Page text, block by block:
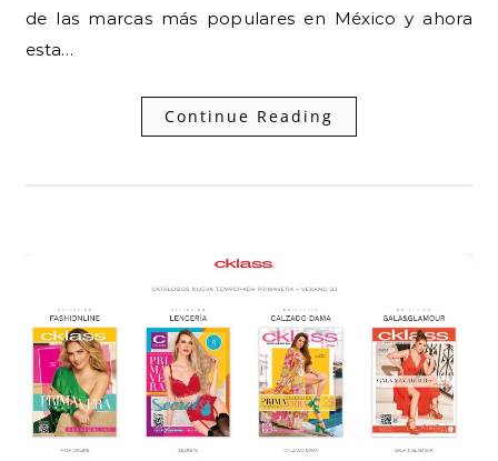
de las marcas más populares en México y ahora
esta…
Continue Reading